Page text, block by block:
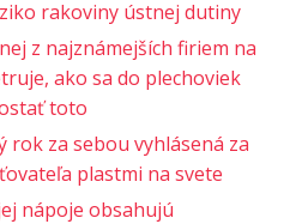
rakoviny ústnej dutiny
z najznámejších firiem na
ako sa do plechoviek
toto
rok za sebou vyhlásená za
plastmi na svete
nápoje obsahujú